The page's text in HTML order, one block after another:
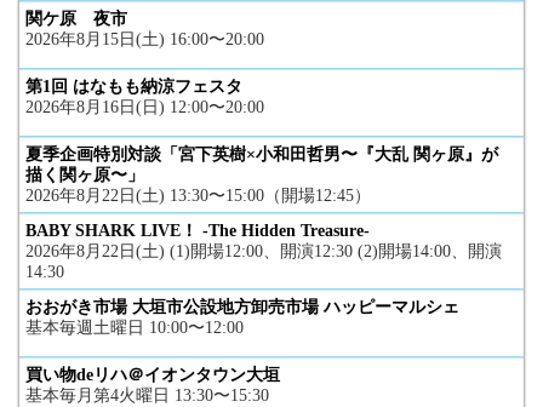
関ケ原 夜市
2026年8月15日(土) 16:00〜20:00
第1回 はなもも納涼フェスタ
2026年8月16日(日) 12:00〜20:00
夏季企画特別対談「宮下英樹×小和田哲男〜『大乱 関ヶ原』が
描く関ヶ原〜」
2026年8月22日(土) 13:30〜15:00（開場12:45）
BABY SHARK LIVE！ -The Hidden Treasure-
2026年8月22日(土) (1)開場12:00、開演12:30 (2)開場14:00、開演
14:30
おおがき市場 大垣市公設地方卸売市場 ハッピーマルシェ
基本毎週土曜日 10:00〜12:00
買い物deリハ＠イオンタウン大垣
基本毎月第4火曜日 13:30〜15:30